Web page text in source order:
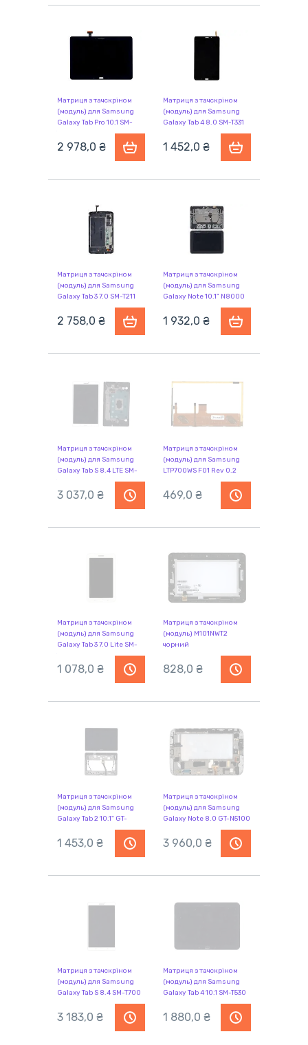
Матриця з тачскріном
(модуль) для Samsung
Galaxy Tab Pro 10.1 SM-
2 978,0 ₴
Матриця з тачскріном
(модуль) для Samsung
Galaxy Tab 4 8.0 SM-T331
1 452,0 ₴
Матриця з тачскріном
(модуль) для Samsung
Galaxy Tab 3 7.0 SM-T211
2 758,0 ₴
Матриця з тачскріном
(модуль) для Samsung
Galaxy Note 10.1" N8000
чорний із рамкою
1 932,0 ₴
Матриця з тачскріном
(модуль) для Samsung
Galaxy Tab S 8.4 LTE SM-
3 037,0 ₴
Матриця з тачскріном
(модуль) для Samsung
LTP700WS F01 Rev 0.2
469,0 ₴
Матриця з тачскріном
(модуль) для Samsung
Galaxy Tab 3 7.0 Lite SM-
1 078,0 ₴
Матриця з тачскріном
(модуль) M101NWT2
чорний
828,0 ₴
Матриця з тачскріном
(модуль) для Samsung
Galaxy Tab 2 10.1" GT-
P5100 чорний із рамкою
1 453,0 ₴
Матриця з тачскріном
(модуль) для Samsung
Galaxy Note 8.0 GT-N5100
3 960,0 ₴
Матриця з тачскріном
(модуль) для Samsung
Galaxy Tab S 8.4 SM-T700
3 183,0 ₴
Матриця з тачскріном
(модуль) для Samsung
Galaxy Tab 4 10.1 SM-T530
чорний із рамкою
1 880,0 ₴